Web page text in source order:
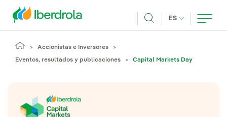
ES IDIOMA
Accionistas e Inversores
Eventos, resultados y publicaciones Capital Markets Day